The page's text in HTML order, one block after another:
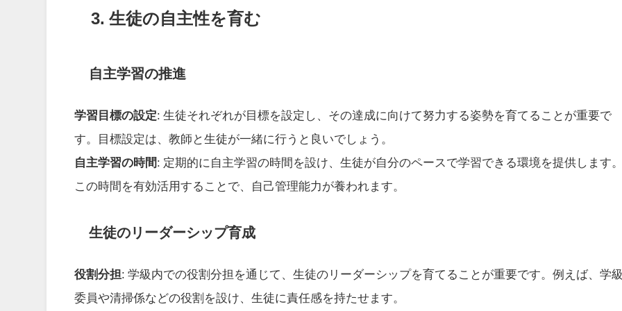
3. 生徒の自主性を育む
自主学習の推進
学習目標の設定: 生徒それぞれが目標を設定し、その達成に向けて努力する姿勢を育てることが重要で
す。目標設定は、教師と生徒が一緒に行うと良いでしょう。
自主学習の時間: 定期的に自主学習の時間を設け、生徒が自分のペースで学習できる環境を提供します
この時間を有効活用することで、自己管理能力が養われます。
生徒のリーダーシップ育成
役割分担 : 学級内での役割分担を通じて、生徒のリーダーシップを育てることが重要です。例えば、学
委員や清掃係などの役割を設け、生徒に責任感を持たせます。